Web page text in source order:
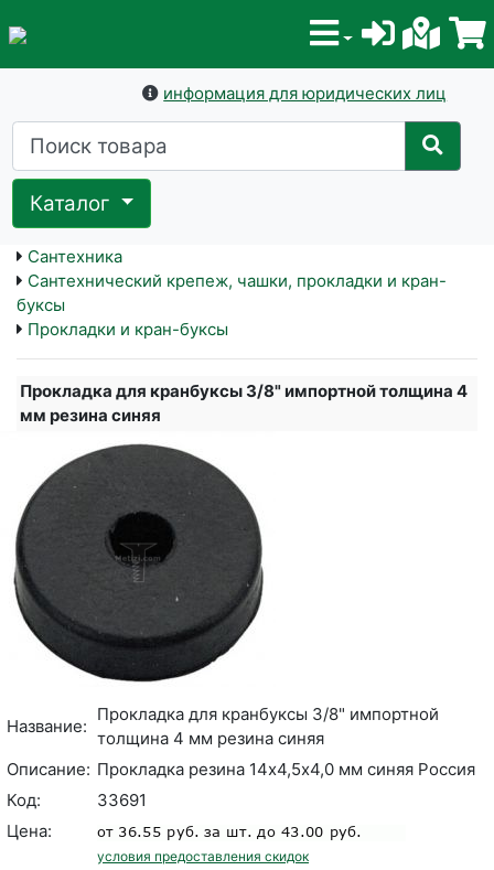
информация для юридических лиц
Каталог
Сантехника
Сантехнический крепеж, чашки, прокладки и кран-
буксы
Прокладки и кран-буксы
Прокладка для кранбуксы 3/8" импортной толщина 4
мм резина синяя
Название:
Прокладка для кранбуксы 3/8" импортной
толщина 4 мм резина синяя
Описание: Прокладка резина 14х4,5х4,0 мм синяя Россия
Код:
33691
Цена:
условия предоставления скидок